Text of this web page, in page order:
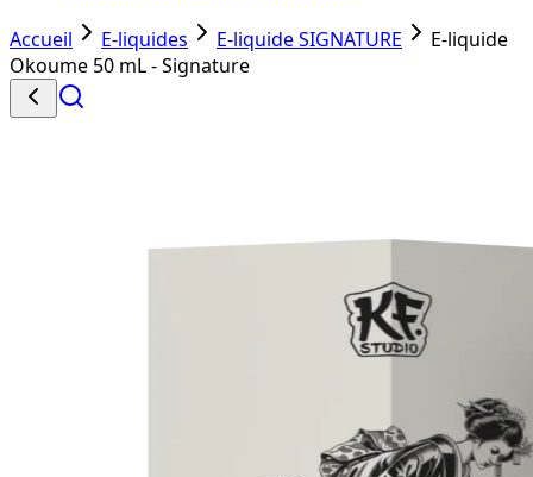
Accueil E-liquides E-liquide SIGNATURE
E-liquide
Okoume 50 mL - Signature